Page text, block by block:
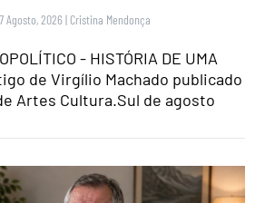
Agosto, 2026 | Cristina Mendonça
- HISTÓRIA DE UMA
de Virgílio Machado publicado
Artes Cultura.Sul de agosto